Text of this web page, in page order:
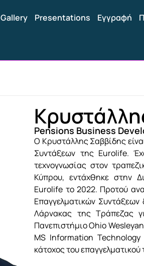
Gallery Presentations Εγγραφή
Pensions Business
Ο Κρυστάλλης Σαββίδης
Συντάξεων της Eurolife.
τεχνογνωσίας στον
Κύπρου, εντάχθηκε στην
Eurolife το 2022. Προτού
Επαγγελματικών
Λάρνακας της Τράπεζας
Πανεπιστήμιο Ohio
MS Information Technology
κάτοχος του